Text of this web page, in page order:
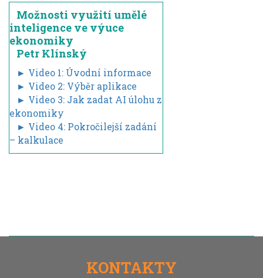
Možnosti využití umělé
inteligence ve výuce
ekonomiky
Petr Klínský
► Video 1: Úvodní informace
► Video 2: Výběr aplikace
► Video 3: Jak zadat AI úlohu z
ekonomiky
► Video 4: Pokročilejší zadání
– kalkulace
KONTAKTY